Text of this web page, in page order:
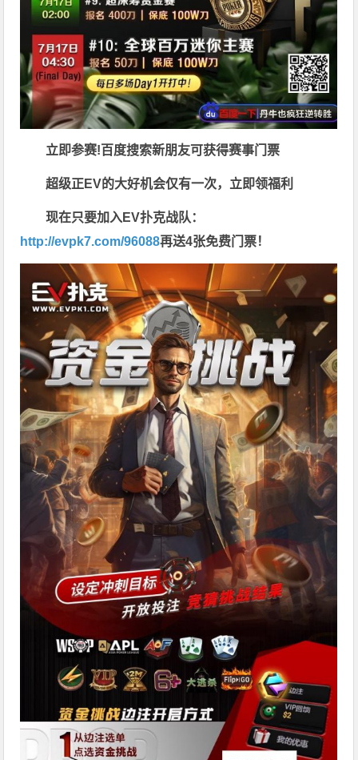
立即参赛!百度搜索新朋友可获得赛事门票
超级正EV的大好机会仅有一次，立即领福利
现在只要加入EV扑克战队：
http://evpk7.com/96088再送4张免费门票！